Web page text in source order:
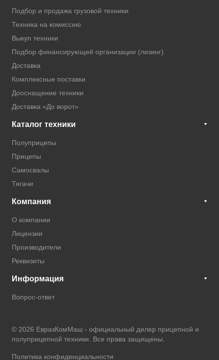
Подбор и продажа грузовой техники
Техника на комиссию
Выкуп техники
Подбор финансирующей организации (лизинг)
Доставка
Комплексные поставки
Дооснащение техники
Доставка «До ворот»
Каталог техники
Полуприцепы
Прицепы
Самосвалы
Тягачи
Компания
О компании
Лицензии
Производители
Реквизиты
Информация
Вопрос-ответ
© 2026 ЕвразКомМаш - официальный дилер прицепной и
полуприцепной техники . Все права защищены.
Политика конфиденциальности